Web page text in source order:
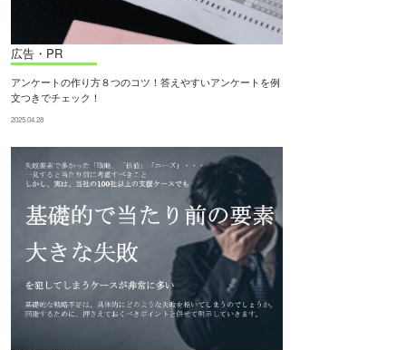
広告・PR
アンケートの作り方８つのコツ！答えやすいアンケートを例
文つきでチェック！
2025.04.28